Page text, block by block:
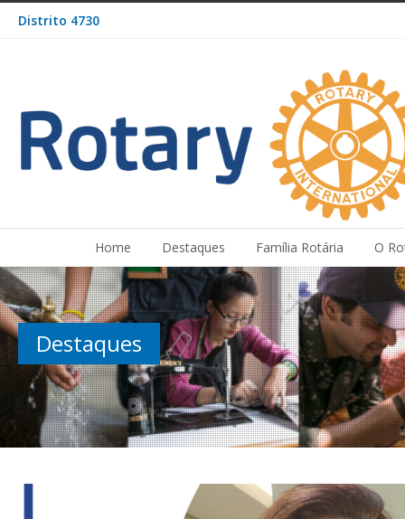
Distrito 4730
Home Destaques Família Rotária O
Destaques